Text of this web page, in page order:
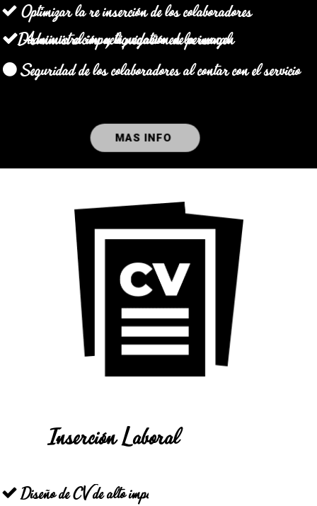
Administración y liquidación de personal
MAS INFO
Optimizar la re inserción de los colaboradores
Disminuir el impacto negativo en la imagen
Seguridad de los colaboradores al contar con el servicio
Inserción Laboral
Diseño de CV de alto impacto